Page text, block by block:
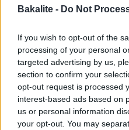
Bakalite - Do Not
If you wish to opt-out of the
processing of your personal
targeted advertising by us,
section to confirm your
opt-out request is processed
interest-based ads based on
us or personal information
your opt-out. You may
1
Fluffiga chokladfyllda bullar
spisen.
Lika goda som om du